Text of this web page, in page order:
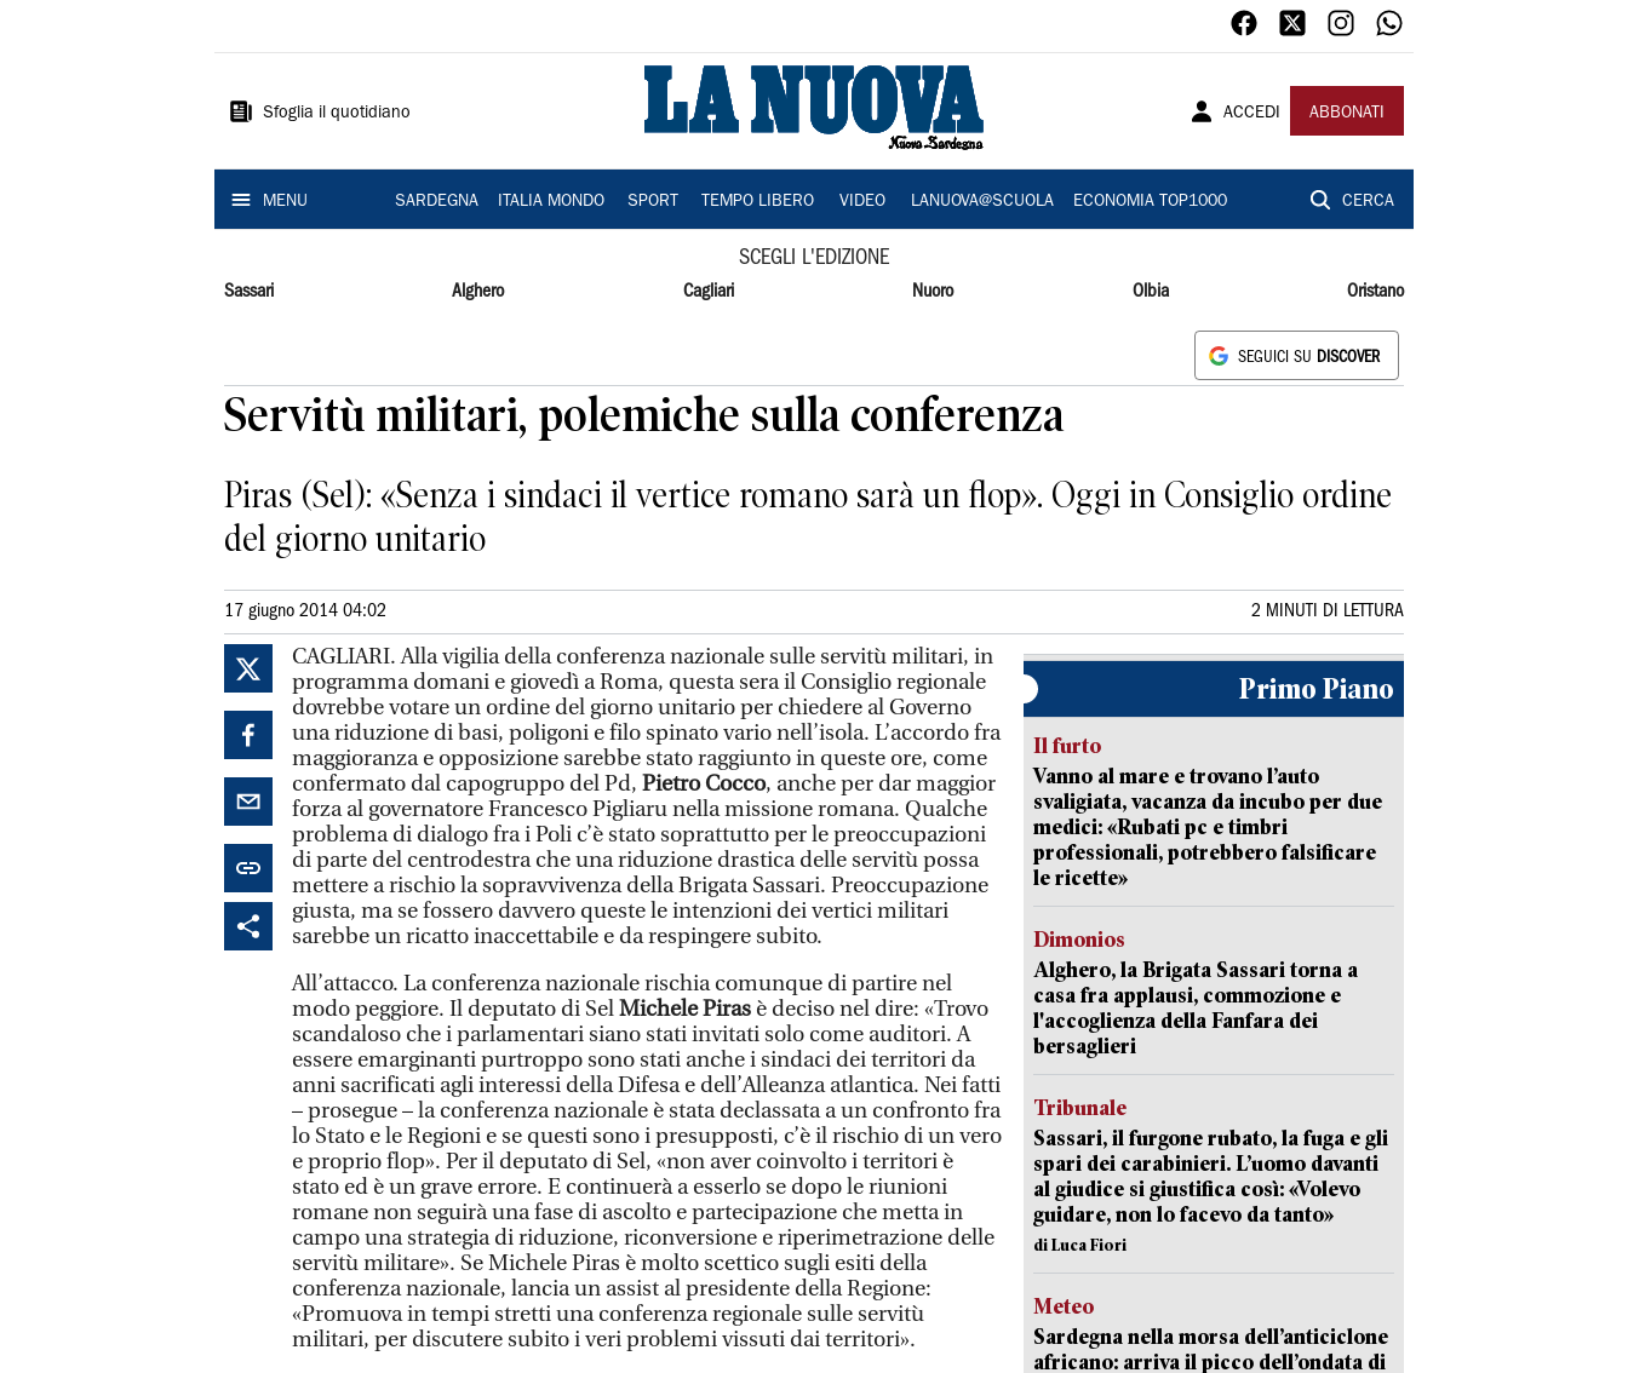
Sardegna
Sfoglia il quotidiano ACCEDI ABBONATI
MENU SARDEGNA ITALIA MONDO SPORT TEMPO LIBERO VIDEO LANUOVA@SCUOLA ECONOMIA TOP1000 CERCA
SCEGLI L'EDIZIONE
Sassari Alghero Cagliari Nuoro Olbia Oristano
SEGUICI SU DISCOVER
Servitù militari, polemiche sulla conferenza
Piras (Sel): «Senza i sindaci il vertice romano sarà un flop». Oggi in Consiglio ordine
del giorno unitario
17 giugno 2014 04:02 2 MINUTI DI LETTURA
CAGLIARI. Alla vigilia della conferenza nazionale sulle servitù militari, in
programma domani e giovedì a Roma, questa sera il Consiglio regionale
dovrebbe votare un ordine del giorno unitario per chiedere al Governo
una riduzione di basi, poligoni e filo spinato vario nell’isola. L’accordo fra
maggioranza e opposizione sarebbe stato raggiunto in queste ore, come
confermato dal capogruppo del Pd, Pietro Cocco, anche per dar maggior
forza al governatore Francesco Pigliaru nella missione romana. Qualche
problema di dialogo fra i Poli c’è stato soprattutto per le preoccupazioni
di parte del centrodestra che una riduzione drastica delle servitù possa
mettere a rischio la sopravvivenza della Brigata Sassari. Preoccupazione
giusta, ma se fossero davvero queste le intenzioni dei vertici militari
sarebbe un ricatto inaccettabile e da respingere subito.
All’attacco. La conferenza nazionale rischia comunque di partire nel
modo peggiore. Il deputato di SelMichele Piras è deciso nel dire: «Trovo
scandaloso che i parlamentari siano stati invitati solo come auditori. A
essere emarginanti purtroppo sono stati anche i sindaci dei territori da
anni sacrificati agli interessi della Difesa e dell’Alleanza atlantica. Nei fatti
– prosegue – la conferenza nazionale è stata declassata a un confronto fra
lo Stato e le Regioni e se questi sono i presupposti, c’è il rischio di un vero
e proprio flop». Per il deputato di Sel, «non aver coinvolto i territori è
stato ed è un grave errore. E continuerà a esserlo se dopo le riunioni
romane non seguirà una fase di ascolto e partecipazione che metta in
campo una strategia di riduzione, riconversione e riperimetrazione delle
servitù militare». Se Michele Piras è molto scettico sugli esiti della
conferenza nazionale, lancia un assist al presidente della Regione:
«Promuova in tempi stretti una conferenza regionale sulle servitù
militari, per discutere subito i veri problemi vissuti dai territori».
Primo Piano
Il furto
Vanno al mare e trovano l’auto
svaligiata, vacanza da incubo per due
medici: «Rubati pc e timbri
professionali, potrebbero falsificare
le ricette»
Dimonios
Alghero, la Brigata Sassari torna a
casa fra applausi, commozione e
l'accoglienza della Fanfara dei
bersaglieri
Tribunale
Sassari, il furgone rubato, la fuga e gli
spari dei carabinieri. L’uomo davanti
al giudice si giustifica così: «Volevo
guidare, non lo facevo da tanto»
di Luca Fiori
Meteo
Sardegna nella morsa dell’anticiclone
africano: arriva il picco dell’ondata di